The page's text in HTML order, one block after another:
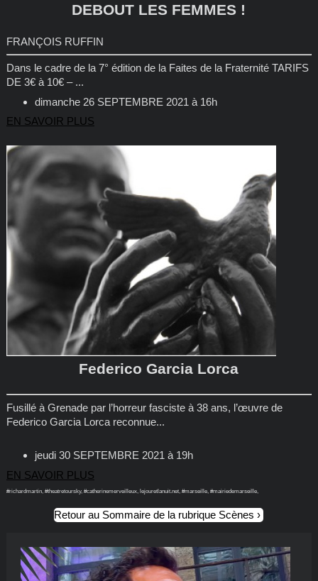
DEBOUT LES FEMMES !
FRANÇOIS RUFFIN
Dans le cadre de la 7° édition de la Faites de la Fraternité TARIFS
DE 3€ à 10€ – ...
dimanche 26 SEPTEMBRE 2021 à 16h
EN SAVOIR PLUS
Federico Garcia Lorca
Fusillé à Grenade par l’horreur fasciste à 38 ans, l’œuvre de
Federico Garcia Lorca reconnue...
jeudi 30 SEPTEMBRE 2021 à 19h
EN SAVOIR PLUS
#richardmartin, #theatretoursky, #catherinemerveilleux, lejouretlanuit.net, #marseille, #mairiedemarseille,
Retour au Sommaire de la rubrique Scènes